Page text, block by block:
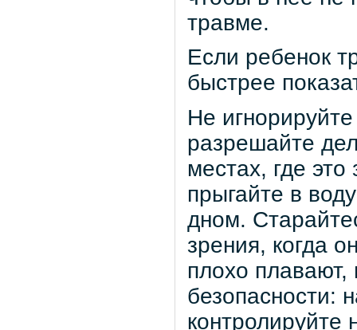
травме.
Если ребенок
быстрее
Не
разрешайте
местах, где
прыгайте в
дном.
зрения, когда
плохо
безопасности:
контролируйте